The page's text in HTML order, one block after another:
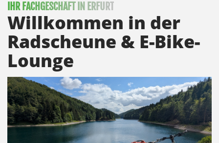
IHR FACHGESCHÄFT IN ERFURT
Willkommen in der
Radscheune & E-Bike-
Lounge